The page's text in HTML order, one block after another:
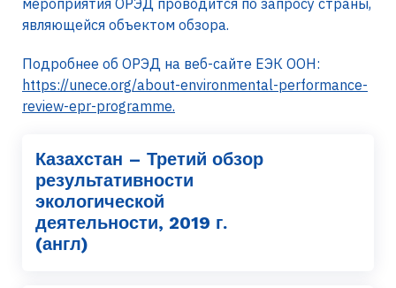
являющейся объектом обзора.
Подробнее об ОРЭД на веб-сайте ЕЭК ООН:
https://unece.org/about-environmental-performance-
review-epr-programme.
Казахстан – Третий обзор
результативности
экологической
деятельности, 2019 г.
(англ)